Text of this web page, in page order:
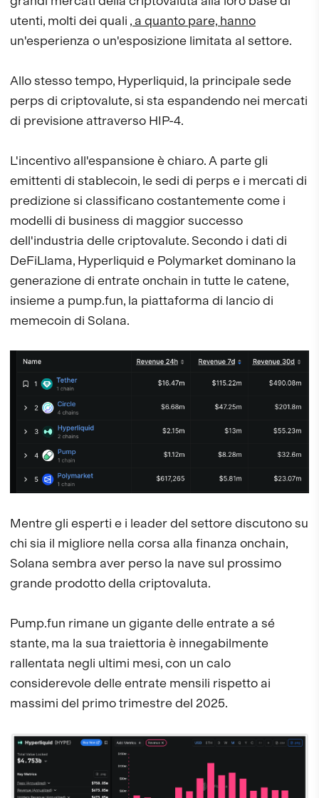
utenti, molti dei quali , a quanto pare, hanno
un'esperienza o un'esposizione limitata al settore.
Allo stesso tempo, Hyperliquid, la principale sede
perps di criptovalute, si sta espandendo nei mercati
di previsione attraverso HIP-4.
L'incentivo all'espansione è chiaro. A parte gli
emittenti di stablecoin, le sedi di perps e i mercati di
predizione si classificano costantemente come i
modelli di business di maggior successo
dell'industria delle criptovalute. Secondo i dati di
DeFiLlama, Hyperliquid e Polymarket dominano la
generazione di entrate onchain in tutte le catene,
insieme a pump.fun, la piattaforma di lancio di
memecoin di Solana.
Mentre gli esperti e i leader del settore discutono su
chi sia il migliore nella corsa alla finanza onchain,
Solana sembra aver perso la nave sul prossimo
grande prodotto della criptovaluta.
Pump.fun rimane un gigante delle entrate a sé
stante, ma la sua traiettoria è innegabilmente
rallentata negli ultimi mesi, con un calo
considerevole delle entrate mensili rispetto ai
massimi del primo trimestre del 2025.